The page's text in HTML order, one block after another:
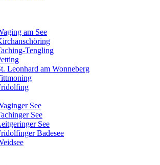
am See
Tengling
Leonhard am Wonneberg
See
See
See
Badesee